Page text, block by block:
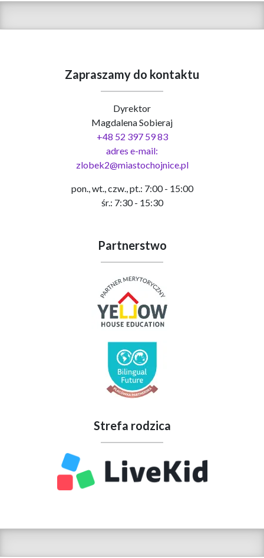
Zapraszamy do kontaktu
Dyrektor
Magdalena Sobieraj
+48 52 397 59 83
adres e-mail:
zlobek2@miastochojnice.pl
pon., wt., czw., pt.: 7:00 - 15:00
śr.: 7:30 - 15:30
Partnerstwo
Strefa rodzica